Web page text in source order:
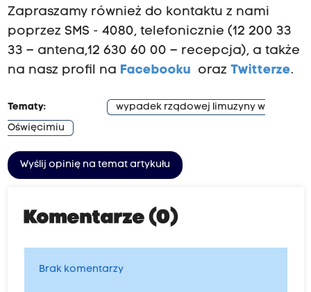
Zapraszamy również do kontaktu z nami
poprzez SMS - 4080, telefonicznie (12 200 33
33 – antena,12 630 60 00 – recepcja), a także
na nasz profil na Facebooku oraz Twitterze.
Tematy:
wypadek rządowej limuzyny w
Oświęcimiu
Wyślij opinię na temat artykułu
Komentarze (0)
Brak komentarzy